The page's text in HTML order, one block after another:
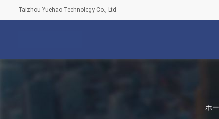
Taizhou Yuehao Technology Co., Ltd
ホ